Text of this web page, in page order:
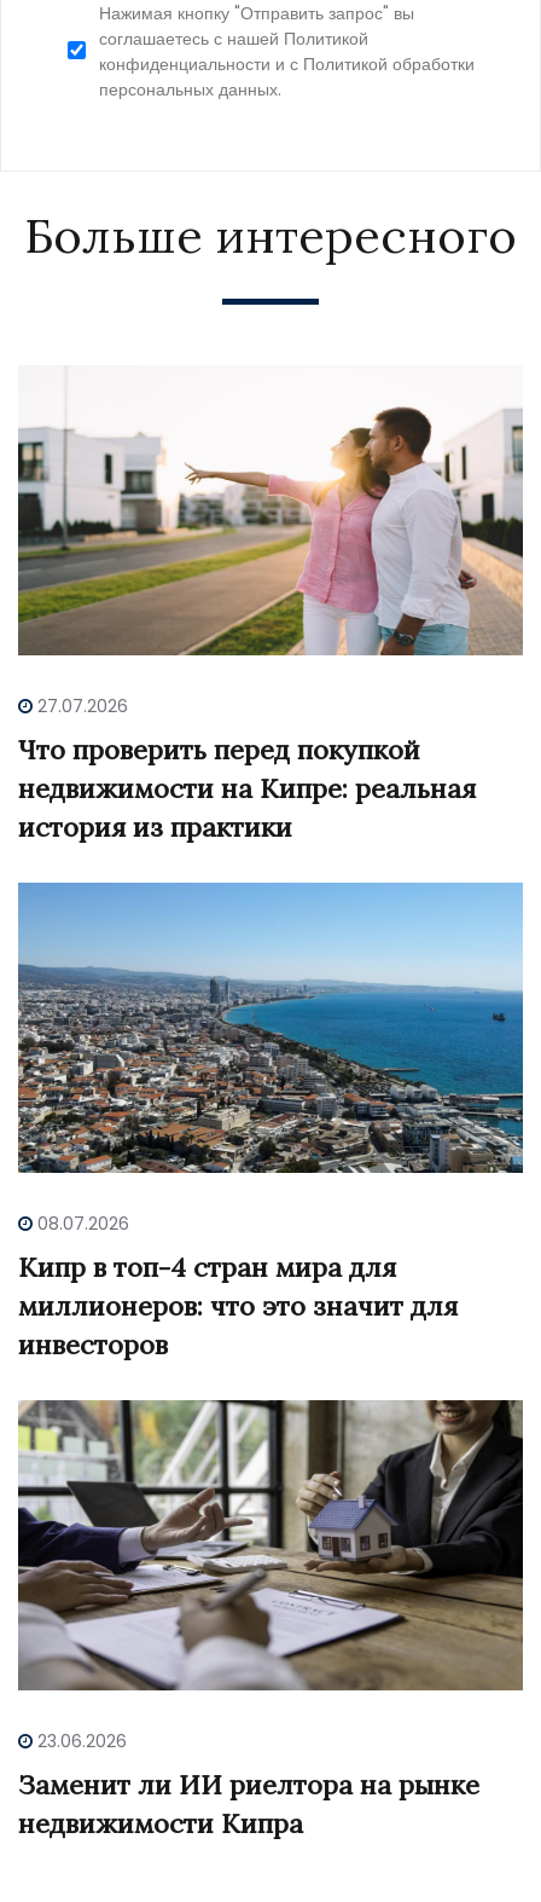
Нажимая кнопку "Отправить запрос" вы
соглашаетесь с нашей Политикой
конфиденциальности и с Политикой обработки
персональных данных.
Больше интересного
27.07.2026
Что проверить перед покупкой
недвижимости на Кипре: реальная
история из практики
08.07.2026
Кипр в топ-4 стран мира для
миллионеров: что это значит для
инвесторов
23.06.2026
Заменит ли ИИ риелтора на рынке
недвижимости Кипра